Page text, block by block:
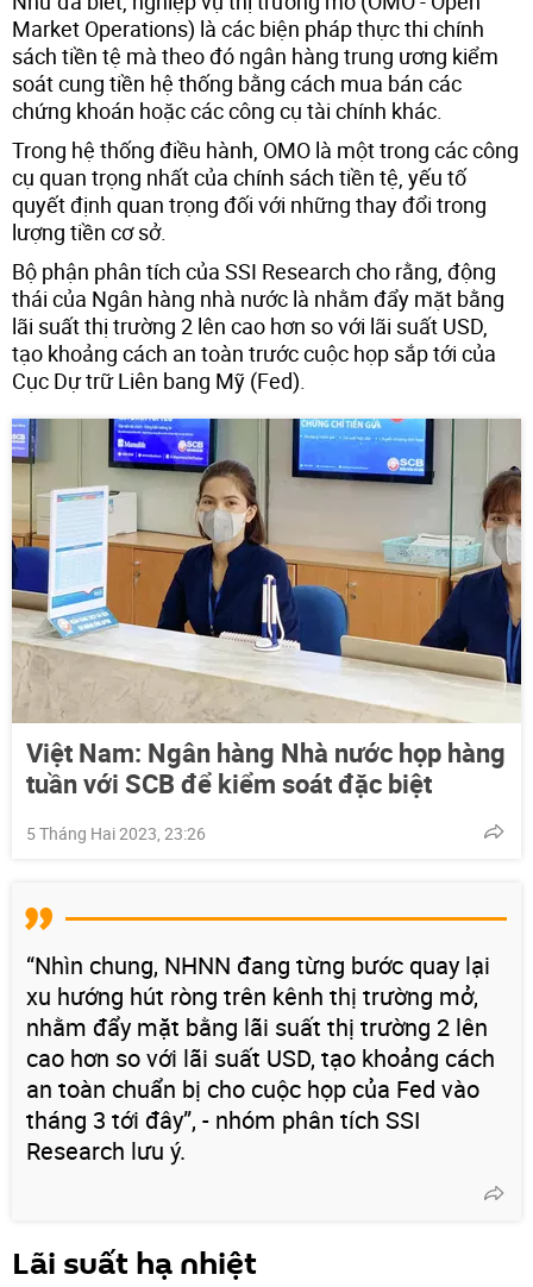
Market Operations) là các biện pháp thực thi chính
sách tiền tệ mà theo đó ngân hàng trung ương kiểm
soát cung tiền hệ thống bằng cách mua bán các
chứng khoán hoặc các công cụ tài chính khác.
Trong hệ thống điều hành, OMO là một trong các công
cụ quan trọng nhất của chính sách tiền tệ, yếu tố
quyết định quan trọng đối với những thay đổi trong
lượng tiền cơ sở.
Bộ phận phân tích của SSI Research cho rằng, động
thái của Ngân hàng nhà nước là nhằm đẩy mặt bằng
lãi suất thị trường 2 lên cao hơn so với lãi suất USD,
tạo khoảng cách an toàn trước cuộc họp sắp tới của
Cục Dự trữ Liên bang Mỹ (Fed).
Việt Nam: Ngân hàng Nhà nước họp hàng
tuần với SCB để kiểm soát đặc biệt
5 Tháng Hai 2023, 23:26
“Nhìn chung, NHNN đang từng bước quay lại
xu hướng hút ròng trên kênh thị trường mở,
nhằm đẩy mặt bằng lãi suất thị trường 2 lên
cao hơn so với lãi suất USD, tạo khoảng cách
an toàn chuẩn bị cho cuộc họp của Fed vào
tháng 3 tới đây”, - nhóm phân tích SSI
Research lưu ý.
Lãi suất hạ nhiệt